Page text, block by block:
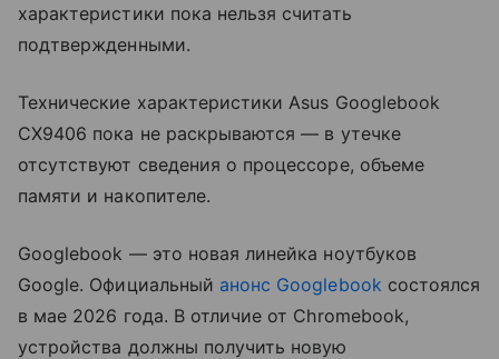
характеристики пока нельзя считать
подтвержденными.
Технические характеристики Asus Googlebook
CX9406 пока не раскрываются — в утечке
отсутствуют сведения о процессоре, объеме
памяти и накопителе.
Googlebook — это новая линейка ноутбуков
Google. Официальный анонс Googlebook состоялся
в мае 2026 года. В отличие от Chromebook,
устройства должны получить новую